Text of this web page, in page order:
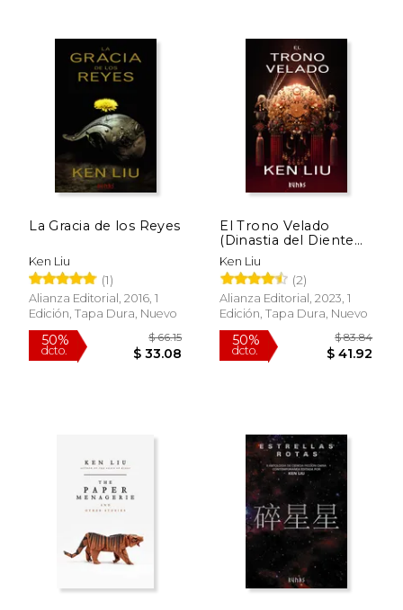
50% 50%
dcto.
50% 50%
dcto.
La Gracia de los Reyes
Ken Liu
(1)
Alianza Editorial, 2016, 1
Edición, Tapa Dura, Nuevo
El Trono Velado
(Dinastia del Diente
de Leon Iii)
Ken Liu
(2)
Alianza Editorial, 2023, 1
Edición, Tapa Dura, Nuevo